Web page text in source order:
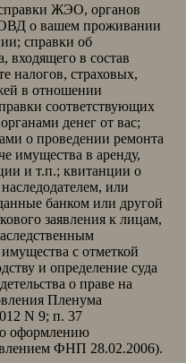
ЖЭО, органов
ОВД о вашем проживании
справки об
входящего в состав
налогов, страховых,
в отношении
соответствующих
денег от вас;
о проведении ремонта
имущества в аренду,
и т.п.; квитанции о
или
банком или другой
заявления к лицам,
с отметкой
и определение суда
о праве на
Пленума
N 9; п. 37
оформлению
ФНП 28.02.2006).